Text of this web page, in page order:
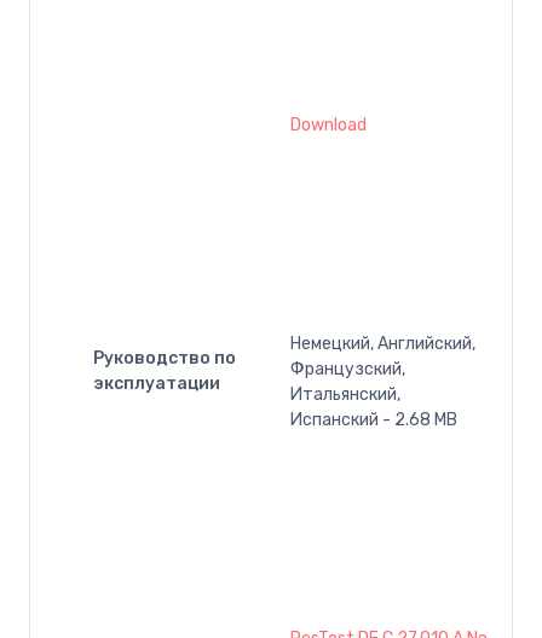
Руководство по
эксплуатации
Download
Немецкий, Английский,
Французский,
Итальянский,
Испанский - 2.68 MB